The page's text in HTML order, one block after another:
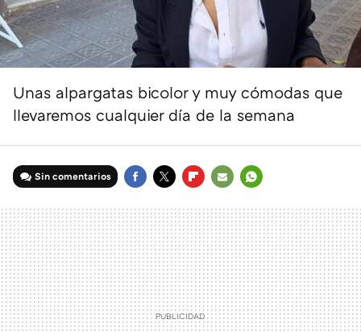
Unas alpargatas bicolor y muy cómodas que
llevaremos cualquier día de la semana
Sin comentarios
MAIL